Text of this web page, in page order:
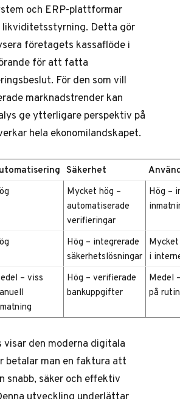
och ERP-plattformar
Detta gör
företagets kassaflöde i
för att fatta
För den som vill
marknadstrender kan
ge ytterligare perspektiv på
hela ekonomilandskapet.
Säkerhet
Mycket hög –
automatiserade
verifieringar
Hög –
Hög – integrerade
säkerhetslösningar i
– viss
Hög – verifierade
bankuppgifter
Medel
på rutin
den moderna digitala
betalar man en faktura att
snabb, säker och effektiv